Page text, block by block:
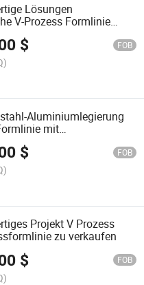
Lösungen
V-Prozess Formlinie
$ FOB
Aluminiumlegierung
mit
und Kühlsystem
$ FOB
Projekt V Prozess
zu verkaufen
$ FOB